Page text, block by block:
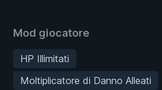
Mod giocatore
HP Illimitati
Moltiplicatore di Danno Alleati